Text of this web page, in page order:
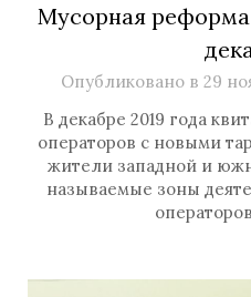
Мусорная реформа
Опубликовано в 29
В декабре 2019 года
операторов с новыми
жители западной и
называемые зоны